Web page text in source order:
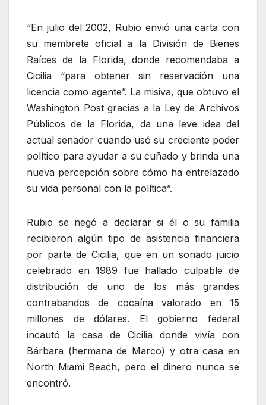
“En julio del 2002, Rubio envió una carta con
su membrete oficial a la División de Bienes
Raíces de la Florida, donde recomendaba a
Cicilia “para obtener sin reservación una
licencia como agente”. La misiva, que obtuvo el
Washington Post gracias a la Ley de Archivos
Públicos de la Florida, da una leve idea del
actual senador cuando usó su creciente poder
político para ayudar a su cuñado y brinda una
nueva percepción sobre cómo ha entrelazado
su vida personal con la política”.
Rubio se negó a declarar si él o su familia
recibieron algún tipo de asistencia financiera
por parte de Cicilia, que en un sonado juicio
celebrado en 1989 fue hallado culpable de
distribución de uno de los más grandes
contrabandos de cocaína valorado en 15
millones de dólares. El gobierno federal
incautó la casa de Cicilia donde vivía con
Bárbara (hermana de Marco) y otra casa en
North Miami Beach, pero el dinero nunca se
encontró.